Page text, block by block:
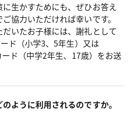
生かすためにも、ぜひお答え
協力いただければ幸いです。
だいたお子様には、謝礼として
ド（小学3、5年生）又は
ド（中学2年生、17歳）をお送
ように利用されるのですか。